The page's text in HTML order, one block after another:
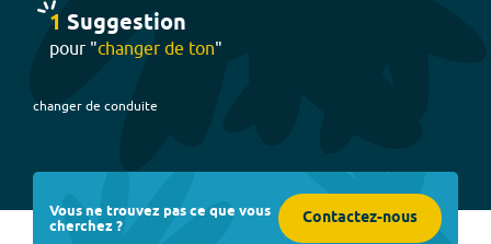
1 Suggestion
pour "changer de ton"
changer de conduite
Vous ne trouvez pas ce que vous
cherchez ? Contactez-nous